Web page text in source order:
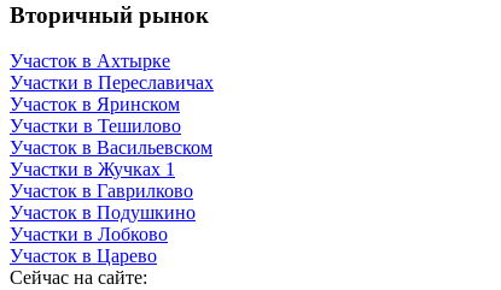
Вторичный рынок
Участок в Ахтырке
Участки в Переславичах
Участок в Яринском
Участки в Тешилово
Участок в Васильевском
Участки в Жучках 1
Участок в Гаврилково
Участок в Подушкино
Участки в Лобково
Участок в Царево
Сейчас на сайте: